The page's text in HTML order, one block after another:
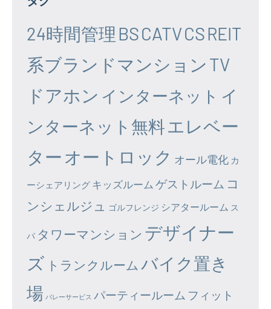
24時間管理 BSCATVCSREIT
系ブランドマンション TV
ドアホン インターネット イ
ンターネット無料エレベー
ター オートロック オール電化 カ
ーシェアリング キッズルーム ゲストルーム コ
ンシェルジュ
ゴルフレンジ シアタールーム ス
パ タワーマンション デザイナー
ズ トランクルーム バイク置き
場 バレーサービス パーティールーム フィット